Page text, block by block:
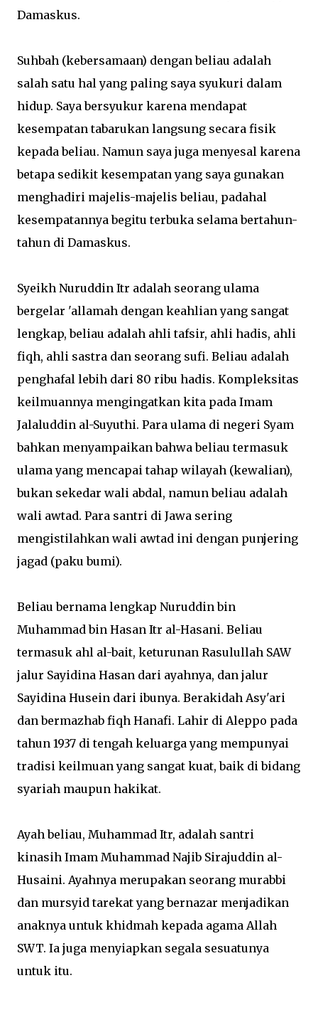
Damaskus.
Suhbah (kebersamaan) dengan beliau adalah
salah satu hal yang paling saya syukuri dalam
hidup. Saya bersyukur karena mendapat
kesempatan tabarukan langsung secara fisik
kepada beliau. Namun saya juga menyesal karena
betapa sedikit kesempatan yang saya gunakan
menghadiri majelis-majelis beliau, padahal
kesempatannya begitu terbuka selama bertahun-
tahun di Damaskus.
Syeikh Nuruddin Itr adalah seorang ulama
bergelar 'allamah dengan keahlian yang sangat
lengkap, beliau adalah ahli tafsir, ahli hadis, ahli
fiqh, ahli sastra dan seorang sufi. Beliau adalah
penghafal lebih dari 80 ribu hadis. Kompleksitas
keilmuannya mengingatkan kita pada Imam
Jalaluddin al-Suyuthi. Para ulama di negeri Syam
bahkan menyampaikan bahwa beliau termasuk
ulama yang mencapai tahap wilayah (kewalian),
bukan sekedar wali abdal, namun beliau adalah
wali awtad. Para santri di Jawa sering
mengistilahkan wali awtad ini dengan punjering
jagad (paku bumi).
Beliau bernama lengkap Nuruddin bin
Muhammad bin Hasan Itr al-Hasani. Beliau
termasuk ahl al-bait, keturunan Rasulullah SAW
jalur Sayidina Hasan dari ayahnya, dan jalur
Sayidina Husein dari ibunya. Berakidah Asy'ari
dan bermazhab fiqh Hanafi. Lahir di Aleppo pada
tahun 1937 di tengah keluarga yang mempunyai
tradisi keilmuan yang sangat kuat, baik di bidang
syariah maupun hakikat.
Ayah beliau, Muhammad Itr, adalah santri
kinasih Imam Muhammad Najib Sirajuddin al-
Husaini. Ayahnya merupakan seorang murabbi
dan mursyid tarekat yang bernazar menjadikan
anaknya untuk khidmah kepada agama Allah
SWT. Ia juga menyiapkan segala sesuatunya
untuk itu.